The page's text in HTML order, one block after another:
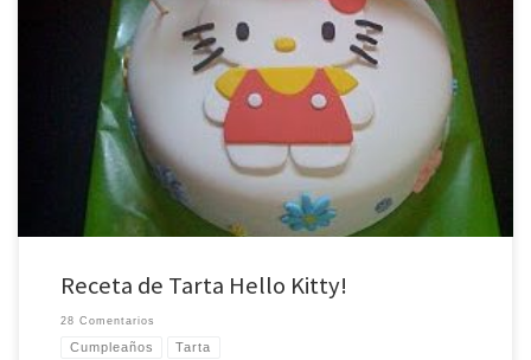
Carmen cumplía 5 años y teníamos que celebrarlo! Esta tarta es una de esas
que te da penita que se lleven… pero la penita se pasa rápido cuando la
recoge alguien tan dulce como Lidia y te dice que Carmen la estaba
esperando ilusionada
El bizcocho era de vainilla, […]
Receta de Tarta Hello Kitty!
28 Comentarios
Cumpleaños Tarta